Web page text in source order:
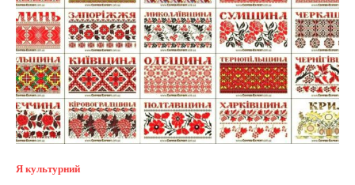
Я культурний